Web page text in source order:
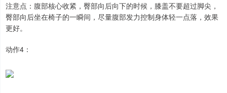
注意点：腹部核心收紧，臀部向后向下的时候，膝盖不要超过脚尖，
臀部向后坐在椅子的一瞬间，尽量腹部发力控制身体轻一点落，效果
更好。
动作4：